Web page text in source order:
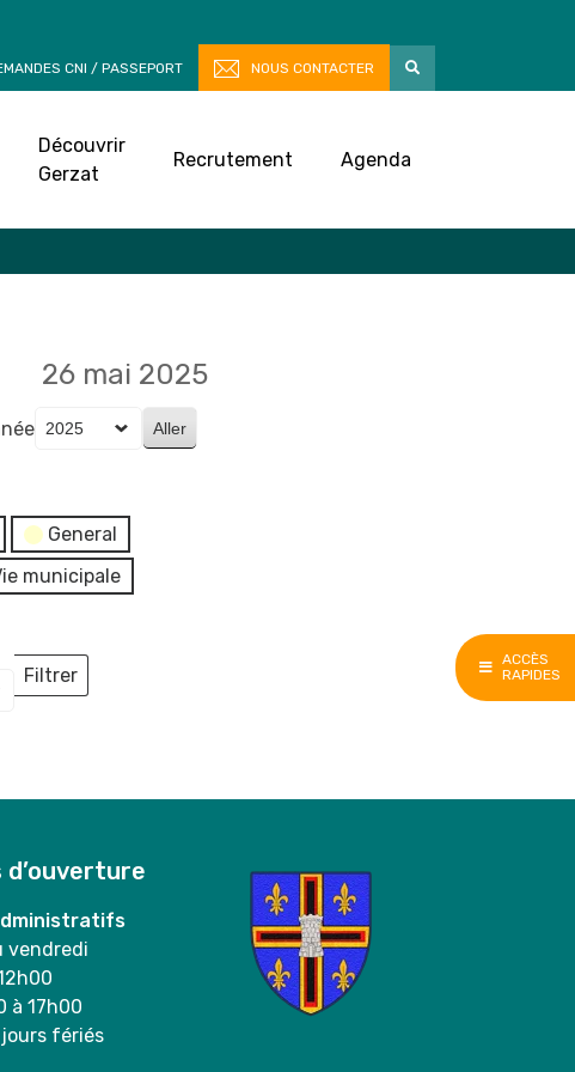
ACCÈS
RAPIDES
CNI / PASSEPORT NOUS CONTACTER
Découvrir
Gerzat
Recrutement Agenda
26 mai 2025
General
municipale
Filtrer
Lieux
d’ouverture
vendredi
à 17h00
jours fériés